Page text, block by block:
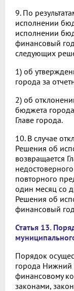
9. По
исполнении
исполнении
финансовый
следующих
1) об
города за
2) об
бюджета
Главе города.
10. В случае
Решения об
возвращается
повторного
один месяц со
Решения об
финансовый
Статья 13.
Порядок
города Нижний
финансовому
законами,